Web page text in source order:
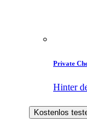
Private
Hinter
Kostenlos